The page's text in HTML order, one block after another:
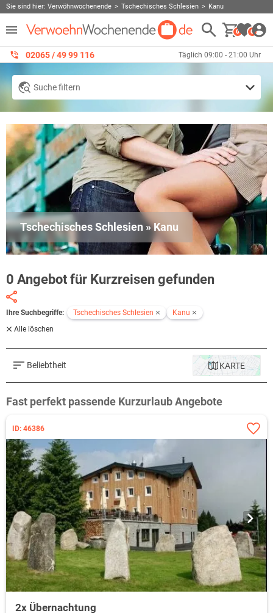
Sie sind hier: Verwöhnwochenende Tschechisches Schlesien Kanu
0 0
02065 / 49 ‌99 116 Täglich 09:00 - 21:00 Uhr
Suche filtern
Tschechisches Schlesien » Kanu
0 Angebot für Kurzreisen gefunden
Ihre Suchbegriffe: Tschechisches Schlesien
Kanu
Alle löschen
Beliebtheit KARTE
Fast perfekt passende Kurzurlaub Angebote
ID: 46386
2x Übernachtung